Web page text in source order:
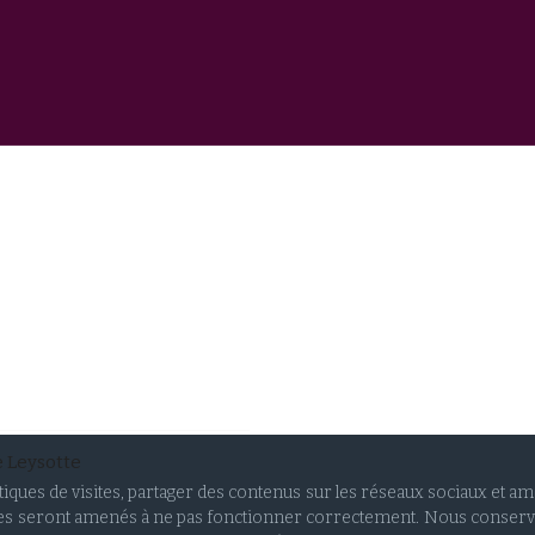
de visites, partager des contenus sur les réseaux sociaux et
seront amenés à ne pas fonctionner correctement. Nous
Leysotte